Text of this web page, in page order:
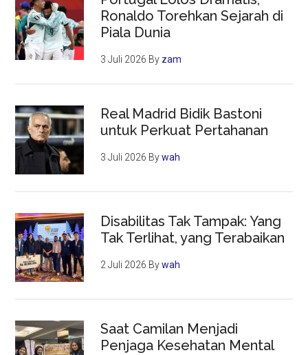
Ronaldo Torehkan Sejarah di
Piala Dunia
3 Juli 2026 By zam
Real Madrid Bidik Bastoni
untuk Perkuat Pertahanan
3 Juli 2026 Bywah
Disabilitas Tak Tampak: Yang
Tak Terlihat, yang Terabaikan
2 Juli 2026 Bywah
Saat Camilan Menjadi
Penjaga Kesehatan Mental